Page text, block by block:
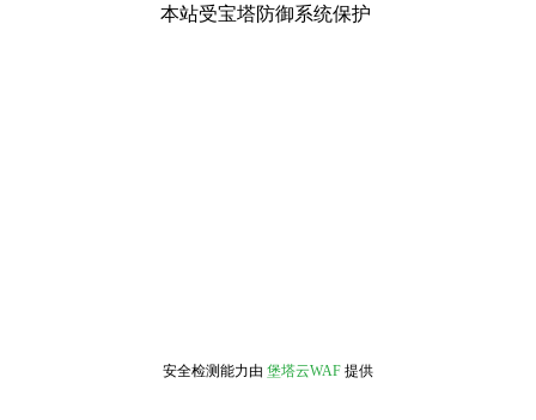
本站受宝塔防御系统保护
安全检测能力由 堡塔云WAF 提供